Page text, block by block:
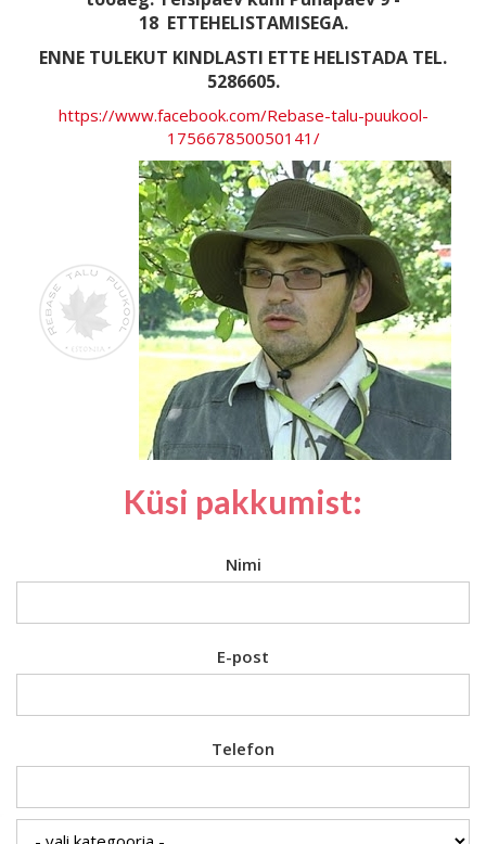
18 ETTEHELISTAMISEGA.
ENNE TULEKUT KINDLASTI ETTE HELISTADA TEL.
5286605.
https://www.facebook.com/Rebase-talu-puukool-
175667850050141/
Küsi pakkumist:
Nimi
E-post
Telefon